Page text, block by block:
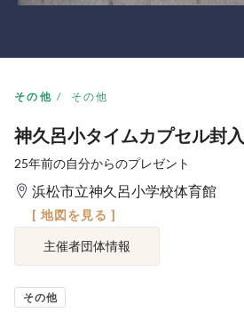
その他 その他
神久呂小タイムカプセル封
25年前の自分からのプレゼント
浜松市立神久呂小学校体育館
[ 地図を見る ]
主催者団体情報
その他